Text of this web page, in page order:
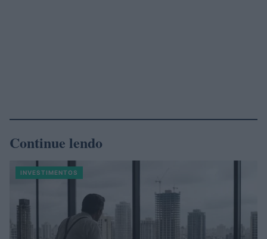
Continue lendo
INVESTIMENTOS